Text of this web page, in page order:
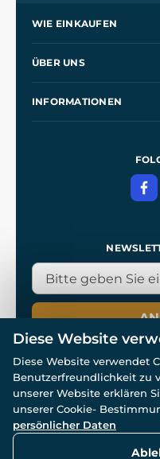
WIE EINKAUFEN
Kontakt
ÜBER UNS
INFORMATIONEN
© Alle Rechte
Powered by
Diese Website
Diese Website verwendet
Benutzerfreundlichkeit zu
unserer Website erklären
unserer Cookie-
persönlicher Daten